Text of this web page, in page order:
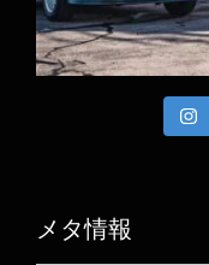
メタ情報